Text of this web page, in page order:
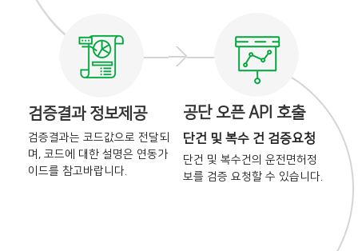
공단 오픈 API 호출
단건 및 복수 건 검증요청
단건 및 복수건의 운전면허정
보를 검증 요청할 수 있습니다.
검증결과 정보제공
검증결과는 코드값으로 전달되
며, 코드에 대한 설명은 연동가
이드를 참고바랍니다.